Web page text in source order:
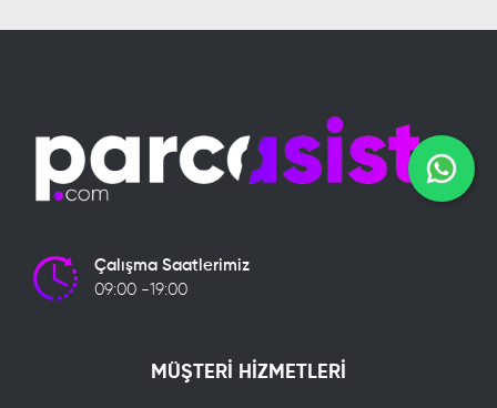
Çalışma Saatlerimiz
09:00 -19:00
MÜŞTERİ HİZMETLERİ